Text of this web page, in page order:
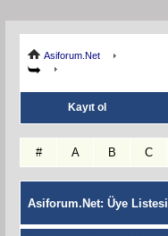
Asiforum.Net
Kayıt ol
# A B C
Asiforum.Net: Üye Listesi